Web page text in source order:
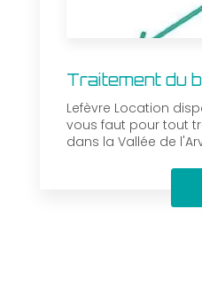
Traitement du
Lefèvre Location
vous faut pour tout
dans la Vallée de